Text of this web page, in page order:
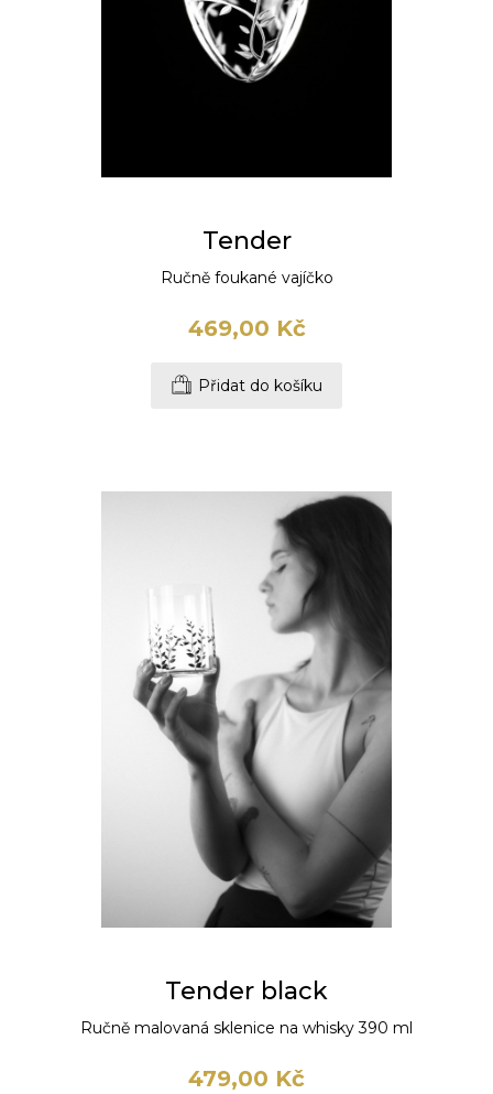
Tender
Ručně foukané vajíčko
469,00 Kč
Přidat do košíku
Tender black
Ručně malovaná sklenice na whisky 390 ml
479,00 Kč